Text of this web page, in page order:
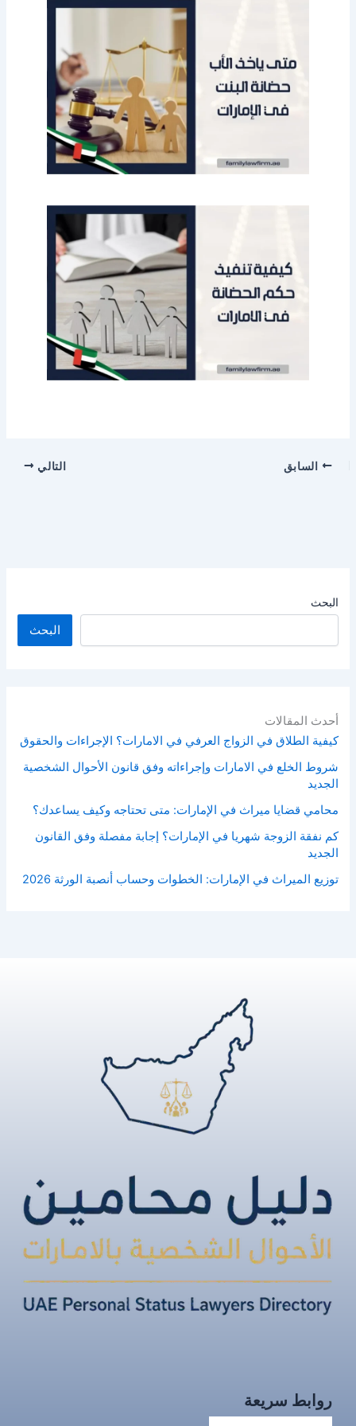
البحث
البحث
أحدث المقالات
كيفية الطلاق في الزواج العرفي في الامارات؟ الإجراءات والحقوق
شروط الخلع في الامارات وإجراءاته وفق قانون الأحوال الشخصية
الجديد
محامي قضايا ميراث في الإمارات: متى تحتاجه وكيف يساعدك؟
كم نفقة الزوجة شهريا في الإمارات؟ إجابة مفصلة وفق القانون
الجديد
توزيع الميراث في الإمارات: الخطوات وحساب أنصبة الورثة 2026
السابق التالي
روابط سريعة